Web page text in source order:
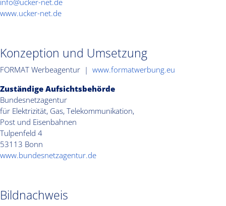
info@ucker-net.de
www.ucker-net.de
Konzeption und Umsetzung
FORMAT Werbeagentur | www.formatwerbung.eu
Zuständige Aufsichtsbehörde
Bundesnetzagentur
für Elektrizität, Gas, Telekommunikation,
Post und Eisenbahnen
Tulpenfeld 4
53113 Bonn
www.bundesnetzagentur.de
Bildnachweis